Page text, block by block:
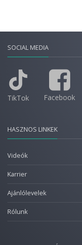
SOCIAL MEDIA
TikTok Facebook
HASZNOS LINKEK
Videók
Karrier
Ajánlólevelek
Rólunk